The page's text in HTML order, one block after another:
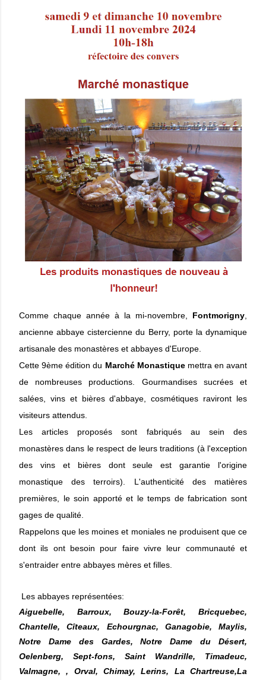
Comme chaque année à la mi-novembre, Fontmorigny,
ancienne abbaye cistercienne du Berry, porte la dynamique
artisanale des monastères et abbayes d'Europe.
Cette 9ème édition du Marché Monastiquemettra en avant
de nombreuses productions. Gourmandises sucrées et
salées, vins et bières d'abbaye, cosmétiques raviront les
visiteurs attendus.
Les articles proposés sont fabriqués au sein des
monastères dans le respect de leurs traditions (à l'exception
des vins et bières dont seule est garantie l'origine
monastique des terroirs). L'authenticité des matières
premières, le soin apporté et le temps de fabrication sont
gages de qualité.
Rappelons que les moines et moniales ne produisent que ce
dont ils ont besoin pour faire vivre leur communauté et
s'entraider entre abbayes mères et filles.
Les abbayes représentées:
Aiguebelle, Barroux, Bouzy-la-Forêt, Bricquebec,
Chantelle, Cîteaux, Echourgnac, Ganagobie, Maylis,
Notre Dame des Gardes, Notre Dame du Désert,
Oelenberg, Sept-fons, Saint Wandrille, Timadeuc,
Valmagne, , Orval, Chimay, Lerins, La Chartreuse,La